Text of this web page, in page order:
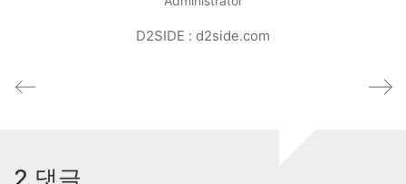
D2SIDE : d2side.com
2 댓글